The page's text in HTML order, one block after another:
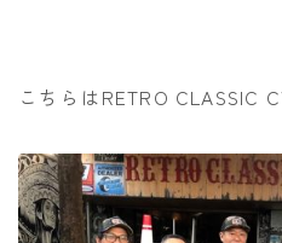
こちらはRETRO CLASSIC